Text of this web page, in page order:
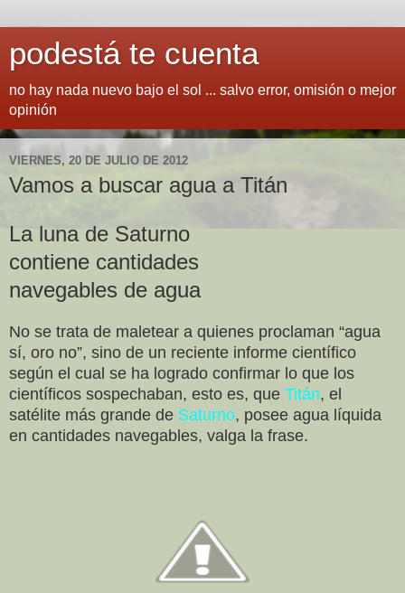
podestá te cuenta
no hay nada nuevo bajo el sol ... salvo error, omisión o mejor
opinión
VIERNES, 20 DE JULIO DE 2012
Vamos a buscar agua a Titán
La luna de Saturno
contiene cantidades
navegables de agua
No se trata de maletear a quienes proclaman “agua
sí, oro no”, sino de un reciente informe científico
según el cual se ha logrado confirmar lo que los
científicos sospechaban, esto es, que Titán, el
satélite más grande de Saturno, posee agua líquida
en cantidades navegables, valga la frase.